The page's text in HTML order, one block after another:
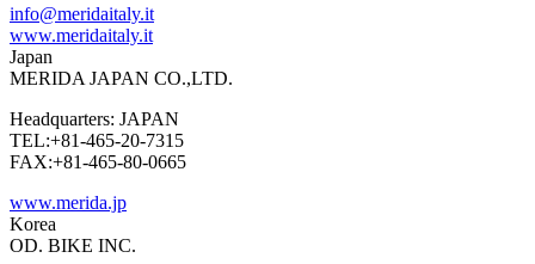
info@meridaitaly.it
www.meridaitaly.it
Japan
MERIDA JAPAN CO.,LTD.
Headquarters: JAPAN
TEL:+81-465-20-7315
FAX:+81-465-80-0665
www.merida.jp
Korea
OD. BIKE INC.